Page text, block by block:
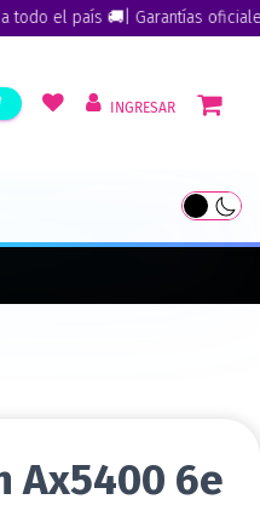
país 🚚| Garantías oficiales🏅
INGRESAR
Ax5400 6e